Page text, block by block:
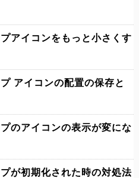
アイコンをもっと小さくす
アイコンの配置の保存と
のアイコンの表示が変にな
が初期化された時の対処法